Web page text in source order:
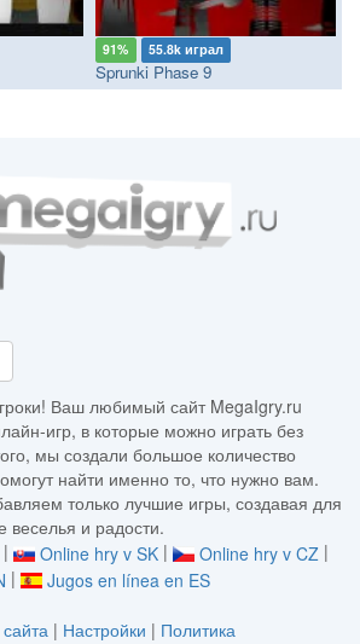
91% 55.8k играл
Sprunki Phase 9
Ваш любимый сайт MegaIgry.ru
игр, в которые можно играть без
мы создали большое количество
найти именно то, что нужно вам.
только лучшие игры, создавая для
веселья и радости.
| Online hry v SK | Online hry v CZ |
|
Jugos en línea en ES
| Настройки | Политика